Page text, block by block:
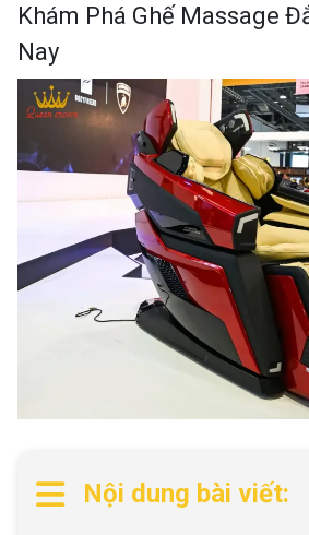
Khám Phá Ghế Massage
Nay
Nội dung bài viết: